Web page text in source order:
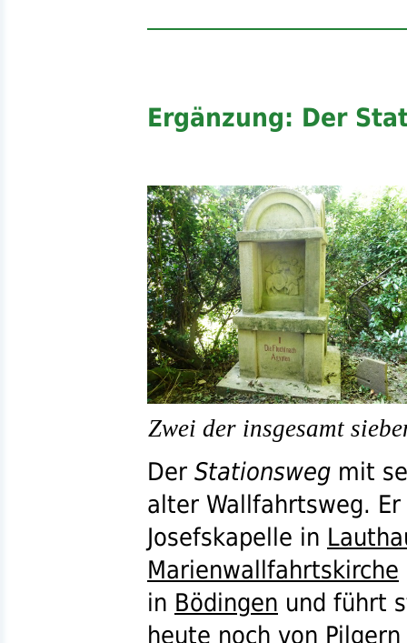
Ergänzung: Der
Zwei der insgesamt
Der Stationsweg mit
alter Wallfahrtsweg.
Josefskapelle in
Marienwallfahrtskirche
in Bödingen und führt
heute noch von